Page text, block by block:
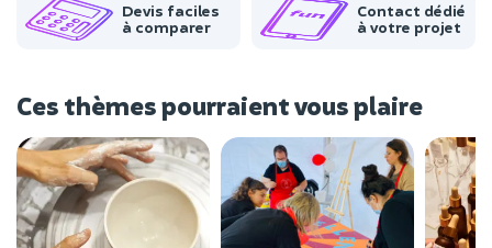
Devis faciles
à comparer
Contact dédié
à votre projet
Ces thèmes pourraient vous plaire